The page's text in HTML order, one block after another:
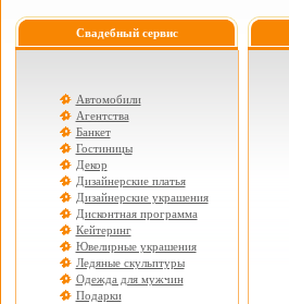
Свадебный сервис
Автомобили
Агентства
Банкет
Гостиницы
Декор
Дизайнерские платья
Дизайнерские украшения
Дисконтная программа
Кейтеринг
Ювелирные украшения
Ледяные скульптуры
Одежда для мужчин
Подарки